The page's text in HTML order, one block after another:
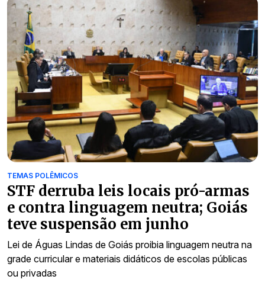
TEMAS POLÊMICOS
STF derruba leis locais pró-armas
e contra linguagem neutra; Goiás
teve suspensão em junho
Lei de Águas Lindas de Goiás proibia linguagem neutra na
grade curricular e materiais didáticos de escolas públicas
ou privadas